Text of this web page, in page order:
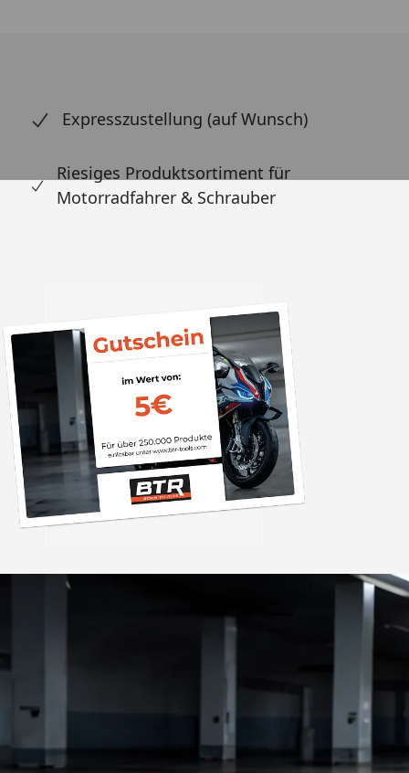
Expresszustellung (auf Wunsch)
Riesiges Produktsortiment für
Motorradfahrer & Schrauber
„Gute Ware
super immer
04.08.2026